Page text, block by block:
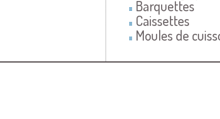
Barquettes
Caissettes
Moules de